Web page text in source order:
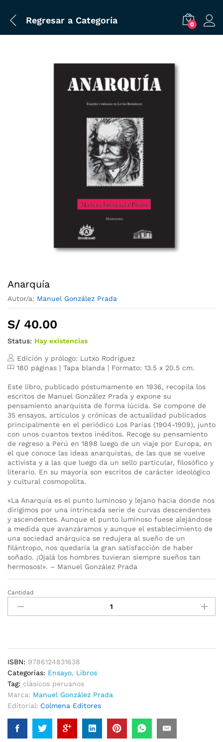
Regresar a Categoría 0
Anarquía
Autor/a: Manuel González Prada
S/ 40.00
Status: Hay existencias
Edición y prólogo: Lutxo Rodríguez
180 páginas | Tapa blanda | Formato: 13.5 x 20.5 cm.
Este libro, publicado póstumamente en 1936, recopila los
escritos de Manuel González Prada y expone su
pensamiento anarquista de forma lúcida. Se compone de
35 ensayos, artículos y crónicas de actualidad publicados
principalmente en el periódico Los Parias (1904-1909), junto
con unos cuantos textos inéditos. Recoge su pensamiento
de regreso a Perú en 1898 luego de un viaje por Europa, en
el que conoce las ideas anarquistas, de las que se vuelve
activista y a las que luego da un sello particular, filosófico y
literario. En su mayoría son escritos de carácter ideológico
y cultural cosmopolita.
«La Anarquía es el punto luminoso y lejano hacia donde nos
dirigimos por una intrincada serie de curvas descendentes
y ascendentes. Aunque el punto luminoso fuese alejándose
a medida que avanzáramos y aunque el establecimiento de
una sociedad anárquica se redujera al sueño de un
filántropo, nos quedaría la gran satisfacción de haber
soñado. ¡Ojalá los hombres tuvieran siempre sueños tan
hermosos!». – Manuel González Prada
Anarquía
cantidad
Cantidad
ISBN: 9786124831638
Categorías: Ensayo, Libros
Tag: clásicos peruanos
Marca: Manuel González Prada
Editorial: Colmena Editores